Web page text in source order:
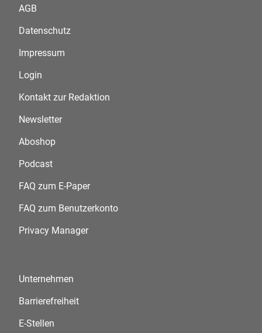
AGB
Datenschutz
Impressum
Login
Kontakt zur Redaktion
Newsletter
Aboshop
Podcast
FAQ zum E-Paper
FAQ zum Benutzerkonto
Privacy Manager
Unternehmen
Barrierefreiheit
E-Stellen